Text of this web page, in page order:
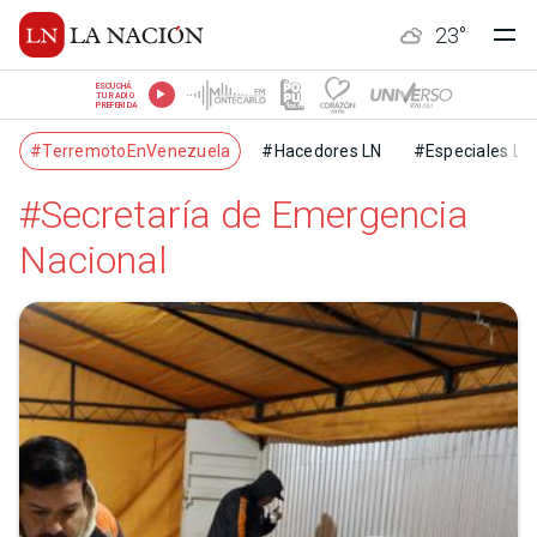
23°
ESCUCHÁ
TU RADIO
PREFERIDA
#TerremotoEnVenezuela #Hacedores LN #Especiales LN
#Secretaría de Emergencia
Nacional